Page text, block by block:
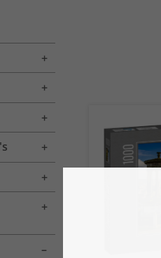
Toggle menu
Toggle menu
Toggle menu
Toggle menu
Toggle menu
Toggle menu
Toggle menu